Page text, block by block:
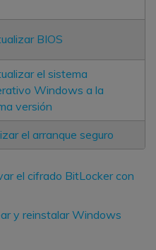
BIOS
el sistema
Windows a la
versión
el arranque seguro
el cifrado BitLocker con
y reinstalar Windows